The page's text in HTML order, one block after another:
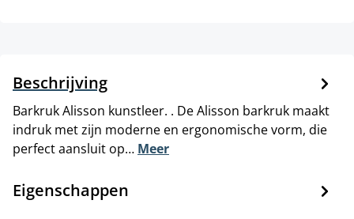
Beschrijving
Barkruk Alisson kunstleer. . De Alisson barkruk maakt
indruk met zijn moderne en ergonomische vorm, die
perfect aansluit op… Meer
Eigenschappen